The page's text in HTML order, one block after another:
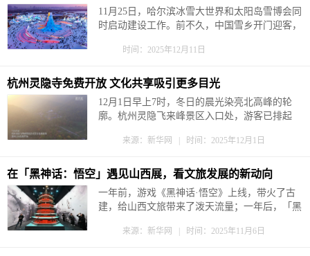
江西省上饶市广信区望仙乡的...
11月25日，哈尔滨冰雪大世界和太阳岛雪博会同
时启动建设工作。前不久，中国雪乡开门迎客，
“后亚冬”契机，以“冰雪之冠·大美龙江”为引领，
“无限”，为我国冰雪经济持续火爆贡献智慧...
时间：2025年12月11日
杭州灵隐寺免费开放 文化共享吸引更多目光
12月1日早上7时，冬日的晨光染亮北高峰的轮
廓。杭州灵隐飞来峰景区入口处，游客已排起
窟艺术的瑰宝，正式免费向游客敞开怀抱。 自
策，向公众免费开放。此次免票范围涵盖整个灵
隐飞来峰景区，包括灵隐寺、永福寺、韬光寺等
著名文化景点...
来源：新华网 | 时间：2025年12月1日
在「黑神话：悟空」遇见山西展，看文旅发展的新动向
一年前，游戏《黑神话·悟空》上线，带火了古
建，给山西文旅带来了泼天流量；一年后，「黑
太原古县城，被吸引的不止是游戏玩家和古建爱
来源：新华网 | 时间：2025年11月6日